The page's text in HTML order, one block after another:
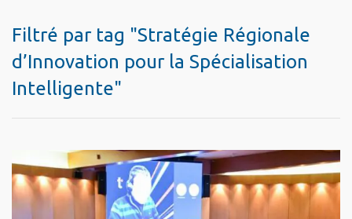
Filtré par tag "Stratégie Régionale
d’Innovation pour la Spécialisation
Intelligente"